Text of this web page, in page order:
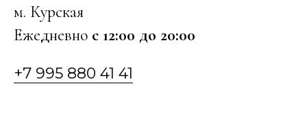
м. Курская
Ежедневно с 12:00 до 20:00
+7 995 880 41 41